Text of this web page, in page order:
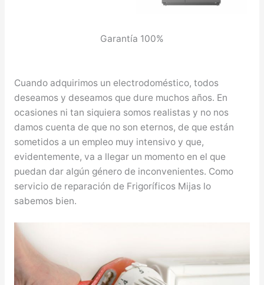
Garantía 100%
Cuando adquirimos un electrodoméstico, todos
deseamos y deseamos que dure muchos años. En
ocasiones ni tan siquiera somos realistas y no nos
damos cuenta de que no son eternos, de que están
sometidos a un empleo muy intensivo y que,
evidentemente, va a llegar un momento en el que
puedan dar algún género de inconvenientes. Como
servicio de reparación de Frigoríficos Mijas lo
sabemos bien.